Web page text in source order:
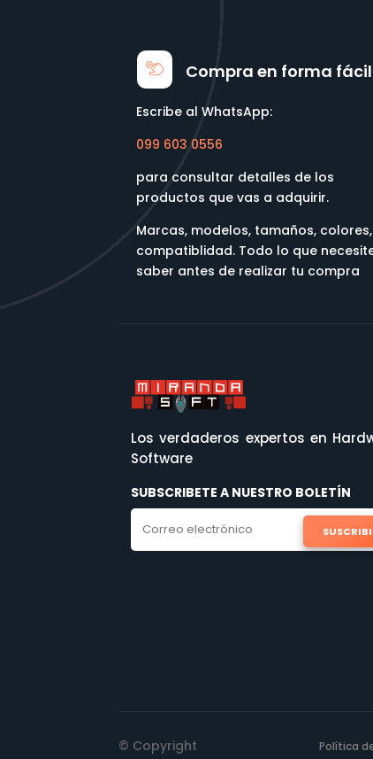
Compra en forma fácil
Escribe al WhatsApp:
099 603 0556
para consultar detalles de los
productos que vas a adquirir.
Marcas, modelos, tamaños, colores,
compatiblidad. Todo lo que
saber antes de realizar tu compra
Los verdaderos expertos en
Software
SUBSCRIBETE A NUESTRO BOLETÍN
© Copyright
Política